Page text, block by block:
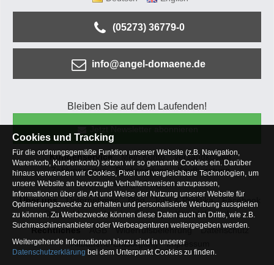
(05273) 36779-0
info@angel-domaene.de
Bleiben Sie auf dem Laufenden!
Kundenservice Mein Konto
Versandkosten
Zahlungsarten
Rücksendung
Kaufberatung
Häufige Fragen
Über uns
Unternehmen Blog Jobs & Praktika
Facebook
Osterfeldsee
Archiv Sitemap
Kontaktformular
Rechtliches
AGB Widerrufsbelehrung
Datenschutz
Altbatterie-Entsorgung
Impressum
Cookies und Tracking
Für die ordnungsgemäße Funktion unserer Website (z.B. Navigation,
Warenkorb, Kundenkonto) setzen wir so genannte Cookies ein. Darüber
hinaus verwenden wir Cookies, Pixel und vergleichbare Technologien, um
unsere Website an bevorzugte Verhaltensweisen anzupassen,
Informationen über die Art und Weise der Nutzung unserer Website für
Optimierungszwecke zu erhalten und personalisierte Werbung ausspielen
zu können. Zu Werbezwecke können diese Daten auch an Dritte, wie z.B.
Suchmaschinenanbieter oder Werbeagenturen weitergegeben werden.
Weitergehende Informationen hierzu sind in unserer
Datenschutzerklärung bei dem Unterpunkt Cookies zu finden.